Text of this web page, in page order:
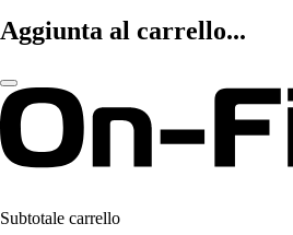
Aggiunta al carrello...
Subtotale carrello